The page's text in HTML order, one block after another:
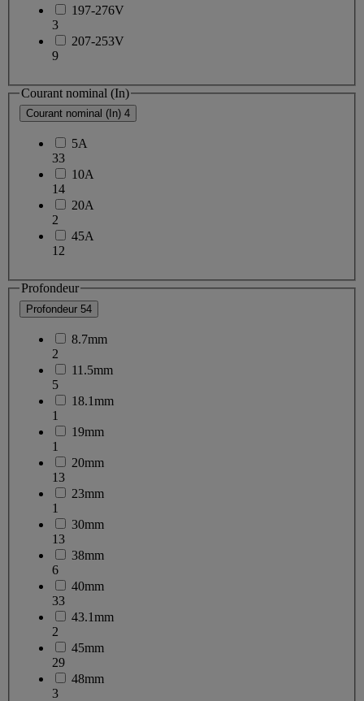
197-276V
3
207-253V
9
Courant nominal (In)
Courant nominal (In) 4
5A
33
10A
14
20A
2
45A
12
Profondeur
Profondeur 54
8.7mm
2
11.5mm
5
18.1mm
1
19mm
1
20mm
13
23mm
1
30mm
13
38mm
6
40mm
33
43.1mm
2
45mm
29
48mm
3